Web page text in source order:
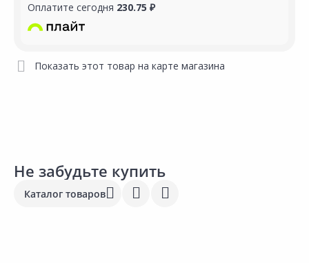
Оплатите сегодня 230.75 ₽
Показать этот товар на карте магазина
Не забудьте купить
Каталог товаров